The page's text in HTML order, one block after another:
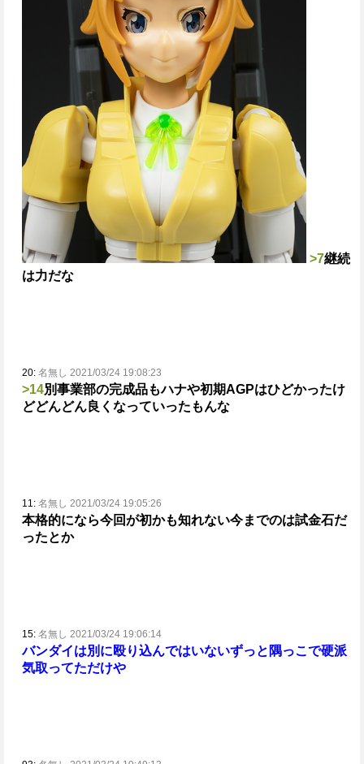
>7継続
は力だな
20: 名無し 2021/03/24 19:08:23
>14別事業部の完成品もハナや初期AGPはひどかったけ
どどんどん良くなっていったもんな
11: 名無し 2021/03/24 19:05:26
本格的になら今回が初かも知れない今までのは試金石だ
ったとか
15: 名無し 2021/03/24 19:06:14
バンダイは別に殴り込んではいないずっと隅っこで硬派
気取ってただけや